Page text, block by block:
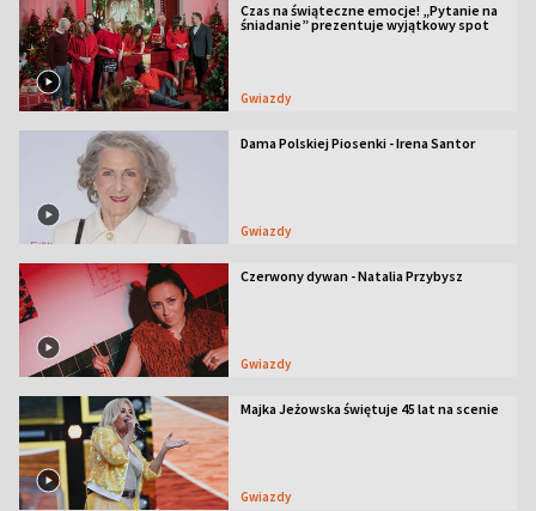
Czas na świąteczne emocje! „Pytanie na
śniadanie” prezentuje wyjątkowy spot
Gwiazdy
Dama Polskiej Piosenki - Irena Santor
Gwiazdy
Czerwony dywan - Natalia Przybysz
Gwiazdy
Majka Jeżowska świętuje 45 lat na scenie
Gwiazdy